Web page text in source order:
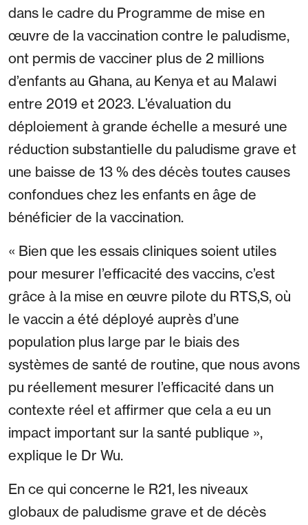
dans le cadre du Programme de mise en
œuvre de la vaccination contre le paludisme,
ont permis de vacciner plus de 2 millions
d’enfants au Ghana, au Kenya et au Malawi
entre 2019 et 2023. L’évaluation du
déploiement à grande échelle a mesuré une
réduction substantielle du paludisme grave et
une baisse de 13 % des décès toutes causes
confondues chez les enfants en âge de
bénéficier de la vaccination.
« Bien que les essais cliniques soient utiles
pour mesurer l’efficacité des vaccins, c’est
grâce à la mise en œuvre pilote du RTS,S, où
le vaccin a été déployé auprès d’une
population plus large par le biais des
systèmes de santé de routine, que nous avons
pu réellement mesurer l’efficacité dans un
contexte réel et affirmer que cela a eu un
impact important sur la santé publique »,
explique le Dr Wu.
En ce qui concerne le R21, les niveaux
globaux de paludisme grave et de décès